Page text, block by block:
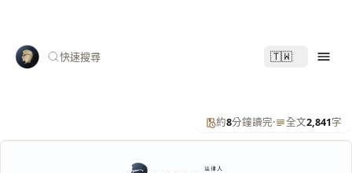
快速搜尋 🇹🇼
約8分鐘讀完· 全文2,841字